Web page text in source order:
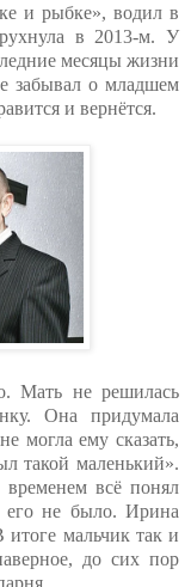
и рыбке», водил в
в 2013-м. У
месяцы жизни
забывал о младшем
и вернётся.
Мать не решилась
Она придумала
могла ему сказать,
такой маленький».
всё понял
его не было. Ирина
мальчик так и
до сих пор